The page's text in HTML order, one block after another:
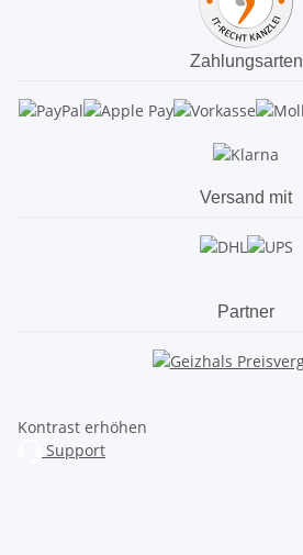
Zahlungsarten
Versand mit
Partner
Kontrast erhöhen
Support